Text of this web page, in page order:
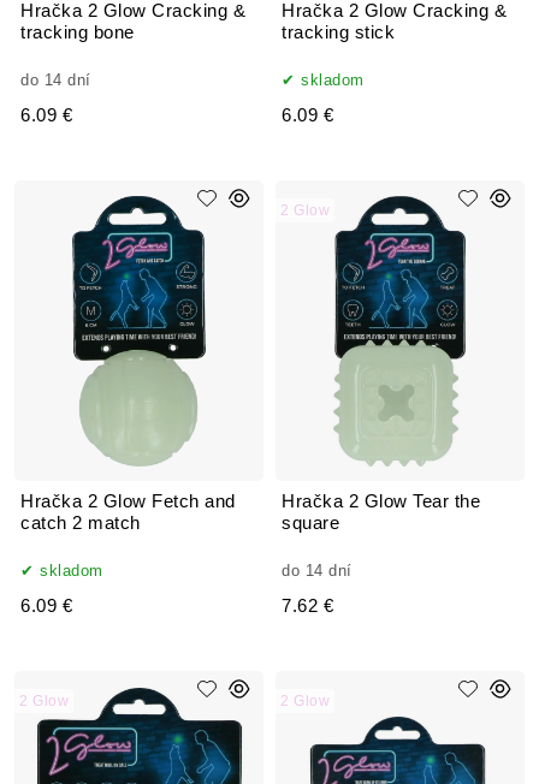
Hračka 2 Glow Cracking &
tracking bone
do 14 dní
6.09 €
Hračka 2 Glow Cracking &
tracking stick
skladom
6.09 €
Hračka 2 Glow Fetch and
catch 2 match
skladom
6.09 €
Hračka 2 Glow Tear the
square
2 Glow
do 14 dní
7.62 €
2 Glow 2 Glow